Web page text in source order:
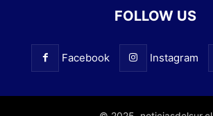
FOLLOW US
Facebook Instagram